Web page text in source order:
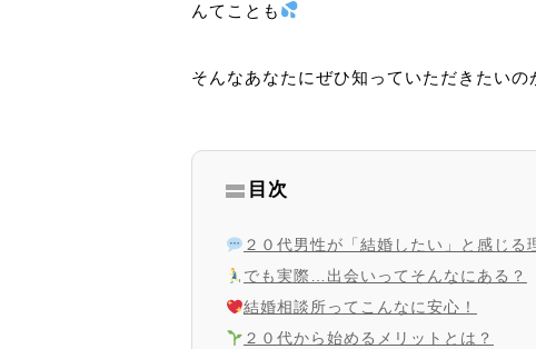
んてことも
そんなあなたにぜひ知っていただきたい
目次
２０代男性が「結婚したい」と感じる
でも実際…出会いってそんなにある？
結婚相談所ってこんなに安心！
２０代から始めるメリットとは？